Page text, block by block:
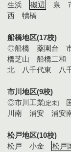
生浜
磯辺
泉
西 犢橋
船橋地区(17校)
◎船橋 薬園台
橋芝山 船橋二
北 八千代東 八
市川地区(9校)
◎市川工業 [定未]
川南 浦安 浦安
松戸地区(10校)
松戸 小金
松戸